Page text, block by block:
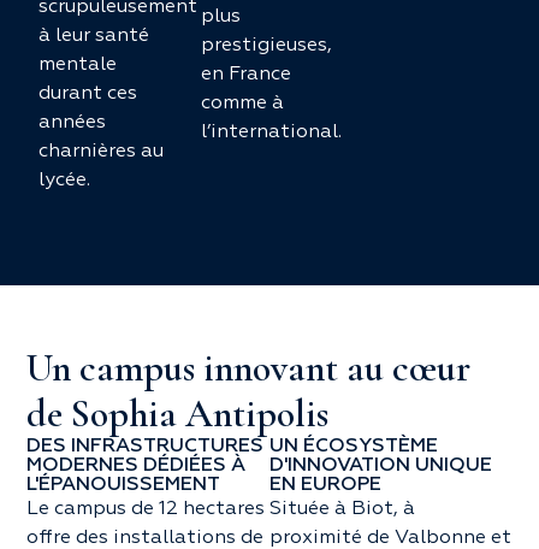
scrupuleusement
à leur santé
mentale
durant ces
années
charnières au
lycée.
plus
prestigieuses,
en France
comme à
l’international.
Un campus innovant au cœur
de Sophia Antipolis
DES INFRASTRUCTURES
MODERNES DÉDIÉES À
L'ÉPANOUISSEMENT
Le campus de 12 hectares
offre des installations de
UN ÉCOSYSTÈME
D'INNOVATION UNIQUE
EN EUROPE
Située à Biot, à
proximité de Valbonne et